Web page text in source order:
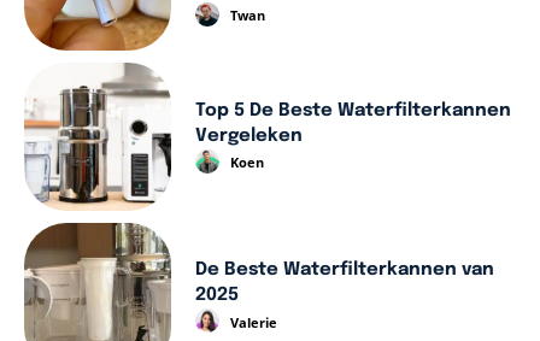
Twan
Top 5 De Beste Waterfilterkannen
Vergeleken
Koen
De Beste Waterfilterkannen van
2025
Valerie